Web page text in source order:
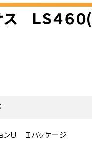
ス ＬＳ４６
ンＵ Ｉパッケージ